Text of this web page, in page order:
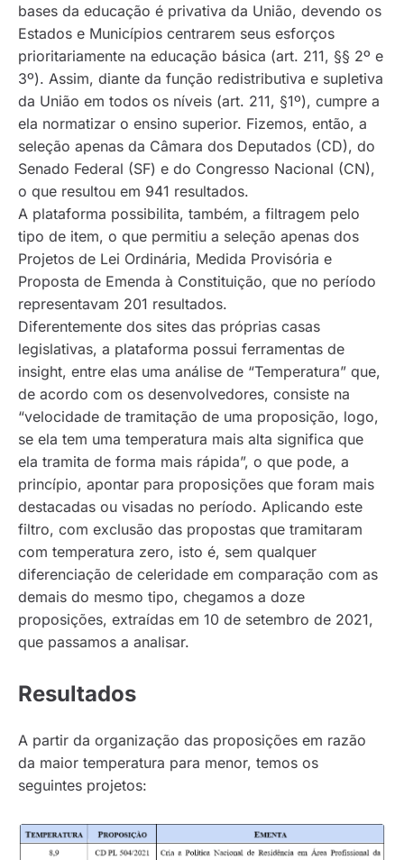
bases da educação é privativa da União, devendo os
Estados e Municípios centrarem seus esforços
prioritariamente na educação básica (art. 211, §§ 2º e
3º). Assim, diante da função redistributiva e supletiva
da União em todos os níveis (art. 211, §1º), cumpre a
ela normatizar o ensino superior. Fizemos, então, a
seleção apenas da Câmara dos Deputados (CD), do
Senado Federal (SF) e do Congresso Nacional (CN),
o que resultou em 941 resultados.
A plataforma possibilita, também, a filtragem pelo
tipo de item, o que permitiu a seleção apenas dos
Projetos de Lei Ordinária, Medida Provisória e
Proposta de Emenda à Constituição, que no período
representavam 201 resultados.
Diferentemente dos sites das próprias casas
legislativas, a plataforma possui ferramentas de
insight, entre elas uma análise de “Temperatura” que,
de acordo com os desenvolvedores, consiste na
“velocidade de tramitação de uma proposição, logo,
se ela tem uma temperatura mais alta significa que
ela tramita de forma mais rápida”, o que pode, a
princípio, apontar para proposições que foram mais
destacadas ou visadas no período. Aplicando este
filtro, com exclusão das propostas que tramitaram
com temperatura zero, isto é, sem qualquer
diferenciação de celeridade em comparação com as
demais do mesmo tipo, chegamos a doze
proposições, extraídas em 10 de setembro de 2021,
que passamos a analisar.
Resultados
A partir da organização das proposições em razão
da maior temperatura para menor, temos os
seguintes projetos: